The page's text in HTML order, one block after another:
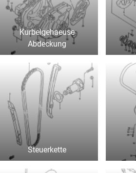
Kurbelgehaeuse
Abdeckung
Steuerkette